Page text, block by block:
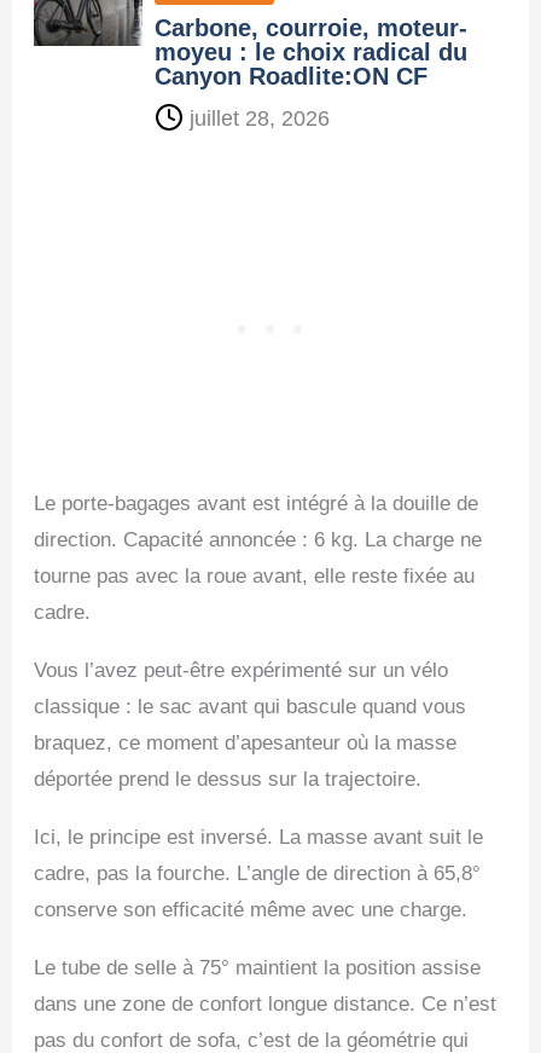
Carbone, courroie, moteur-
moyeu : le choix radical du
Canyon Roadlite:ON CF
juillet 28, 2026
Le porte-bagages avant est intégré à la douille de
direction. Capacité annoncée : 6 kg. La charge ne
tourne pas avec la roue avant, elle reste fixée au
cadre.
Vous l’avez peut-être expérimenté sur un vélo
classique : le sac avant qui bascule quand vous
braquez, ce moment d’apesanteur où la masse
déportée prend le dessus sur la trajectoire.
Ici, le principe est inversé. La masse avant suit le
cadre, pas la fourche. L’angle de direction à 65,8°
conserve son efficacité même avec une charge.
Le tube de selle à 75° maintient la position assise
dans une zone de confort longue distance. Ce n’est
pas du confort de sofa, c’est de la géométrie qui